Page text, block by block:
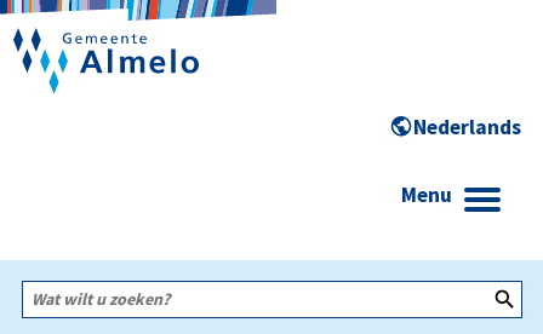
Menu
Wat
wilt